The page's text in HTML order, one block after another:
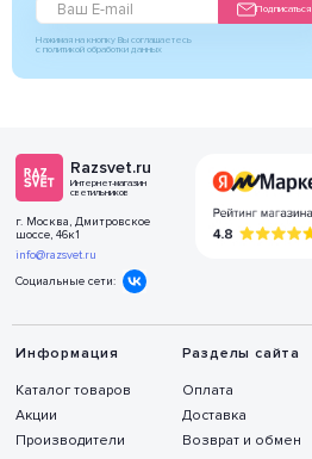
Подписаться
Нажимая на кнопку Вы соглашаетесь
с политикой обработки данных
Razsvet.ru
Интернет-магазин
светильников
г. Москва, Дмитровское
шоссе, 46к1
info@razsvet.ru
Социальные сети:
Информация
Каталог товаров
Акции
Производители
Разделы сайта
Оплата
Доставка
Возврат и обмен